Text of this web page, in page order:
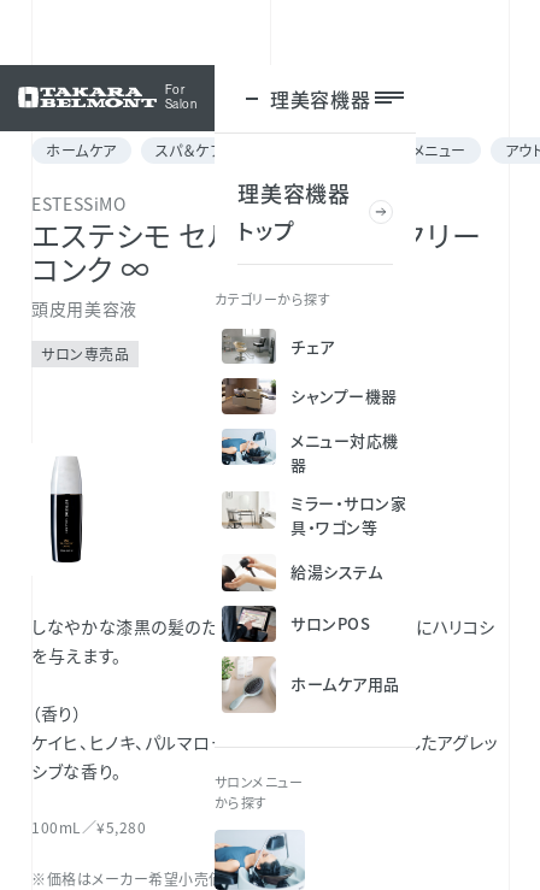
For
Salon
理美容機器
理美容機器
トップ
カテゴリーから探す
チェア
シャンプー機器
メニュー対応機
器
ミラー・サロン家
具・ワゴン等
給湯システム
サロンPOS
ホームケア用品
サロンメニュー
から探す
ログイン
ホームケア スパ＆ケア for メニュー ヘッドスパメニュー アウ
ESTESSiMO
エステシモ セルサート トランクリー
コンク ∞
頭皮用美容液
サロン専売品
しなやかな漆黒の髪のために頭皮環境を整え、根元にハリコシ
を与えます。
（香り）
ケイヒ、ヒノキ、パルマローザなどの精油をブレンドしたアグレッ
シブな香り。
100mL／¥5,280
※価格はメーカー希望小売価格（税込）です。